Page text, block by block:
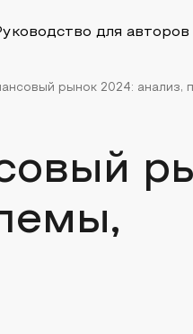
для авторов
рынок 2024: анализ,